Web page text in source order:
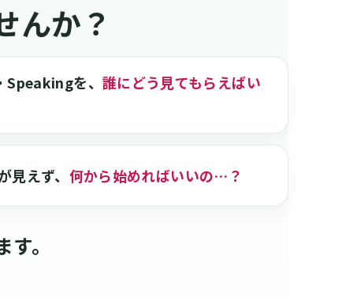
んか？
を、 誰にどう見てもらえばい
えず、 何から始めればいいの…？
。